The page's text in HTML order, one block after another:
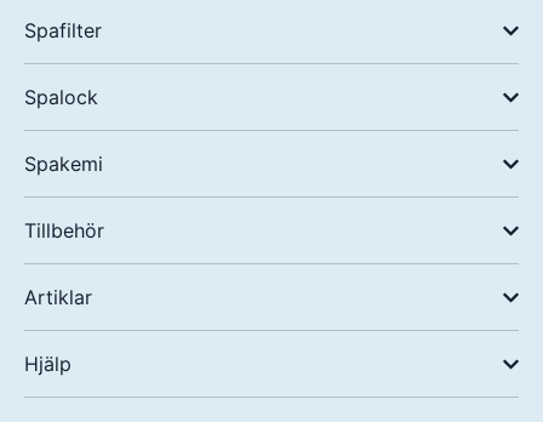
Spafilter
Spalock
Spakemi
Tillbehör
Artiklar
Hjälp